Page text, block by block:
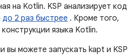
на Kotlin. KSP анализирует код
до 2 раз быстрее . Кроме того,
языка Kotlin.
вы можете запускать kapt и KSP